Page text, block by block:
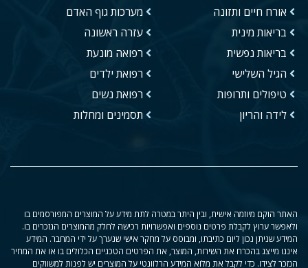
אורח חיים ותזונה
בריאות מינית
בריאות נפשית
הגיל השלישי
טיפולים ותרופות
לידה והריון
מערכות גוף האדם
עזרה ראשונה
רפואה מונעת
רפואת ילדים
רפואת נשים
תסמינים ומחלות
האתר הוקם מיוזמה אישית, ובין היתר במטרה לתת מידע על המוצרים המפורסמים בו
ולאפשר ערוץ לקבלת פרטים נוספים ואפשרויות רכישה לחלק מהמוצרים הנזכרים בו.
המידע שניתן נכון ליום כתיבתו, ומבוסס על מחקר אישי שנערך על ידי המחבר. המידע
איננו מייצג בהכרח את השירות, המוצר, את הפרטים הטכניים הכלולים בו או את המחיר
הנזכר לצידו. כדי לקבל את מלוא המידע הרלוונטי על המוצרים יש לפנות למשווקים